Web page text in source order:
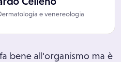
e venereologia
bene all'organismo ma è